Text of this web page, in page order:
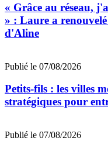
« Grâce au réseau,
» : Laure a
d'Aline
Publié le 07/08/2026
Petits-fils : les villes
stratégiques pour
Publié le 07/08/2026